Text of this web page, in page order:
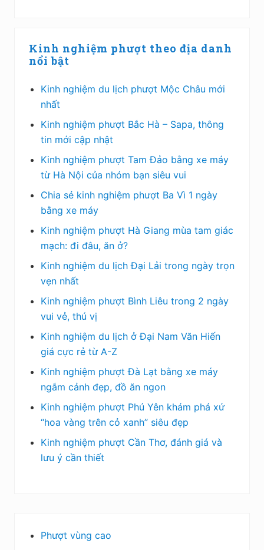
Sidebar
chính
Kinh nghiệm phượt theo địa danh
nổi bật
Kinh nghiệm du lịch phượt Mộc Châu mới
nhất
Kinh nghiệm phượt Bắc Hà – Sapa, thông
tin mới cập nhật
Kinh nghiệm phượt Tam Đảo bằng xe máy
từ Hà Nội của nhóm bạn siêu vui
Chia sẻ kinh nghiệm phượt Ba Vì 1 ngày
bằng xe máy
Kinh nghiệm phượt Hà Giang mùa tam giác
mạch: đi đâu, ăn ở?
Kinh nghiệm du lịch Đại Lải trong ngày trọn
vẹn nhất
Kinh nghiệm phượt Bình Liêu trong 2 ngày
vui vẻ, thú vị
Kinh nghiệm du lịch ở Đại Nam Văn Hiến
giá cực rẻ từ A-Z
Kinh nghiệm phượt Đà Lạt bằng xe máy
ngắm cảnh đẹp, đồ ăn ngon
Kinh nghiệm phượt Phú Yên khám phá xứ
“hoa vàng trên cỏ xanh” siêu đẹp
Kinh nghiệm phượt Cần Thơ, đánh giá và
lưu ý cần thiết
Phượt vùng cao